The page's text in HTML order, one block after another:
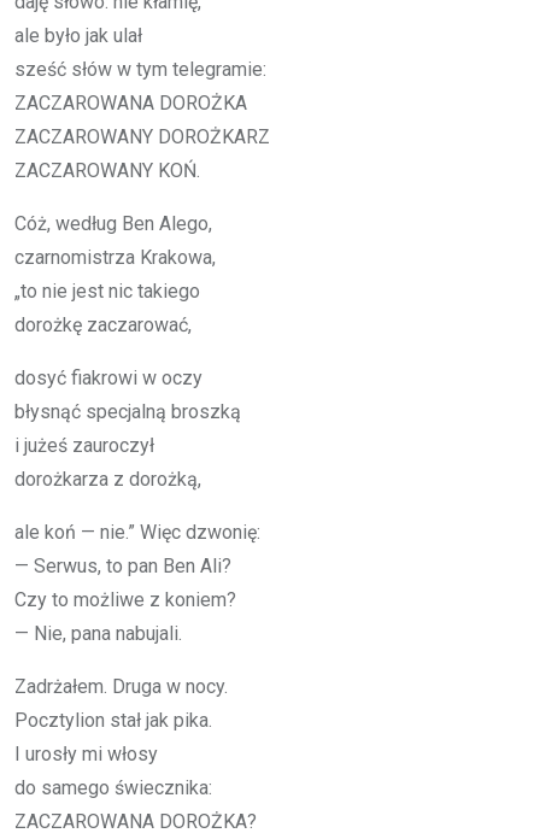
ale było jak ulał
sześć słów w tym te­le­gra­mie:
ZA­CZA­RO­WA­NA DOROŻKA
ZA­CZA­RO­WA­NY DOROŻKARZ
ZA­CZA­RO­WA­NY KOŃ.
Cóż, we­dług Ben Ale­go,
czar­no­mi­strza Kra­ko­wa,
„to nie jest nic ta­kie­go
do­roż­kę za­cza­ro­wać,
do­syć fia­kro­wi w oczy
bły­snąć spe­cjal­ną brosz­ką
i ju­żeś za­uro­czył
do­roż­ka­rza z do­roż­ką,
ale koń — nie.” Więc dzwo­nię:
— Ser­wus, to pan Ben Ali?
Czy to moż­li­we z ko­niem?
— Nie, pana na­bu­ja­li.
Za­drża­łem. Dru­ga w nocy.
Pocz­ty­lion stał jak pika.
I uro­sły mi wło­sy
do sa­me­go świecz­ni­ka:
ZA­CZA­RO­WA­NA DOROŻKA?